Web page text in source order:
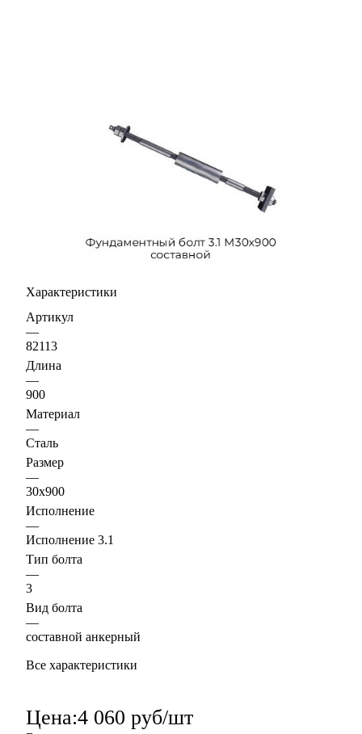
Характеристики
Артикул
—
82113
Длина
—
900
Материал
—
Сталь
Размер
—
30х900
Исполнение
—
Исполнение 3.1
Тип болта
—
3
Вид болта
—
составной анкерный
Все характеристики
Цена:4 060 руб/шт